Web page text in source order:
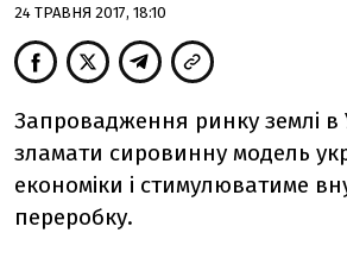
24 ТРАВНЯ 2017, 18:10
Запровадження ринку землі в
зламати сировинну модель
економіки і стимулюватиме
переробку.